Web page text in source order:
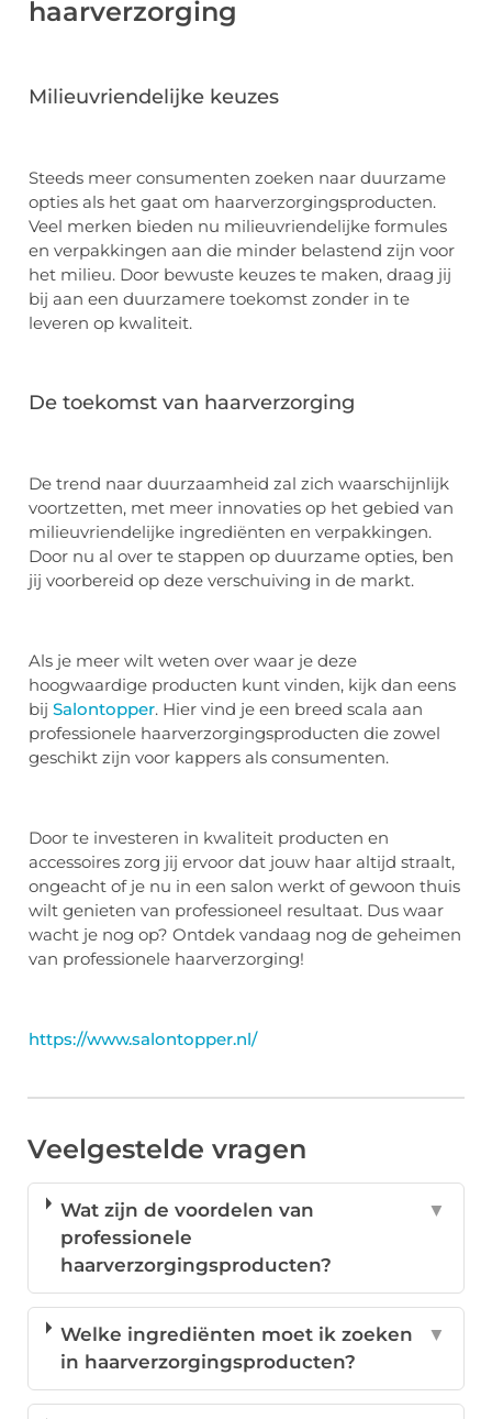
haarverzorging
Milieuvriendelijke keuzes
Steeds meer consumenten zoeken naar duurzame
opties als het gaat om haarverzorgingsproducten.
Veel merken bieden nu milieuvriendelijke formules
en verpakkingen aan die minder belastend zijn voor
het milieu. Door bewuste keuzes te maken, draag jij
bij aan een duurzamere toekomst zonder in te
leveren op kwaliteit.
De toekomst van haarverzorging
De trend naar duurzaamheid zal zich waarschijnlijk
voortzetten, met meer innovaties op het gebied van
milieuvriendelijke ingrediënten en verpakkingen.
Door nu al over te stappen op duurzame opties, ben
jij voorbereid op deze verschuiving in de markt.
Als je meer wilt weten over waar je deze
hoogwaardige producten kunt vinden, kijk dan eens
bij Salontopper. Hier vind je een breed scala aan
professionele haarverzorgingsproducten die zowel
geschikt zijn voor kappers als consumenten.
Door te investeren in kwaliteit producten en
accessoires zorg jij ervoor dat jouw haar altijd straalt,
ongeacht of je nu in een salon werkt of gewoon thuis
wilt genieten van professioneel resultaat. Dus waar
wacht je nog op? Ontdek vandaag nog de geheimen
van professionele haarverzorging!
https://www.salontopper.nl/
Veelgestelde vragen
Wat zijn de voordelen van
professionele
haarverzorgingsproducten?
▼
Welke ingrediënten moet ik zoeken
in haarverzorgingsproducten?
▼